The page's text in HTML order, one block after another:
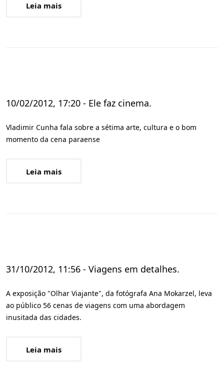
Leia mais
10/02/2012, 17:20 - Ele faz cinema.
Vladimir Cunha fala sobre a sétima arte, cultura e o bom
momento da cena paraense
Leia mais
31/10/2012, 11:56 - Viagens em detalhes.
A exposição "Olhar Viajante", da fotógrafa Ana Mokarzel, leva
ao público 56 cenas de viagens com uma abordagem
inusitada das cidades.
Leia mais